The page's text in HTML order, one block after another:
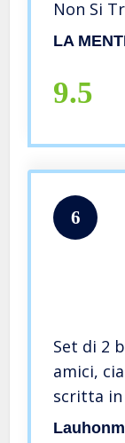
Non Si
Il Cuore)
LA
9.5
6
Set di 2
amici,
scritta in
Where”,